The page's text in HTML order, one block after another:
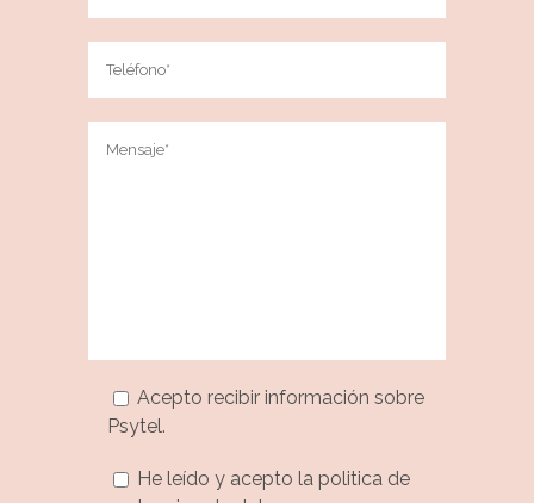
Acepto recibir información sobre
Psytel.
He leído y acepto la politica de